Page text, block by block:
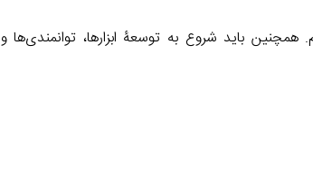
باید شروع به توسعۀ ابزارها، توانمندی‌ها و